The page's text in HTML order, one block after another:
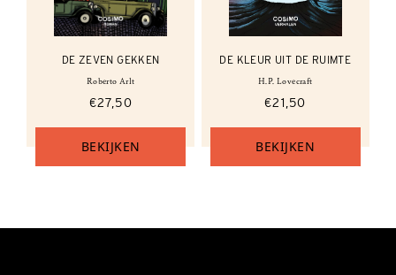
DE ZEVEN GEKKEN
Roberto Arlt
€27,50
BEKIJKEN
DE KLEUR UIT DE RUIMTE
H.P. Lovecraft
€21,50
BEKIJKEN